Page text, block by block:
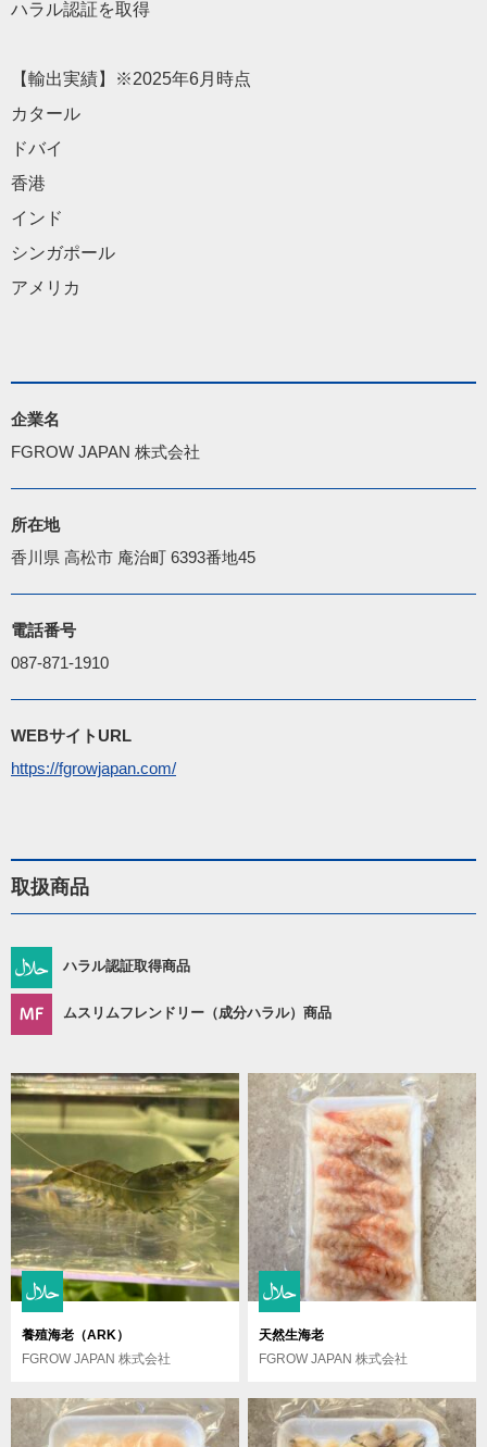
ハラル認証を取得
【輸出実績】※2025年6月時点
カタール
ドバイ
香港
インド
シンガポール
アメリカ
企業名
FGROW JAPAN 株式会社
所在地
香川県 高松市 庵治町 6393番地45
電話番号
087-871-1910
WEBサイトURL
https://fgrowjapan.com/
取扱商品
ハラル認証取得商品
ムスリムフレンドリー（成分ハラル）商品
養殖海老（ARK）
FGROW JAPAN 株式会社
天然生海老
FGROW JAPAN 株式会社